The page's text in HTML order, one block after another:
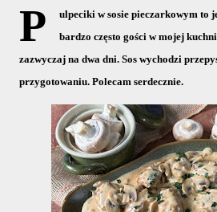
P
ulpeciki w sosie pieczarkowym to
bardzo często gości w mojej
zazwyczaj na dwa dni. Sos wychodzi
przygotowaniu. Polecam serdecznie.